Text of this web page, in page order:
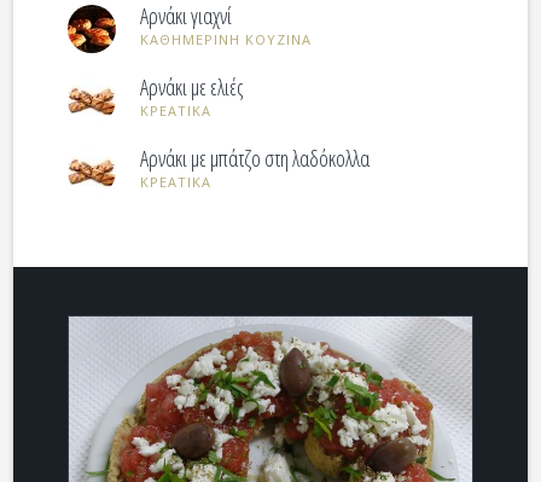
Αρνάκι γιαχνί
ΚΑΘΗΜΕΡΙΝΗ ΚΟΥΖΙΝΑ
Αρνάκι με ελιές
ΚΡΕΑΤΙΚΑ
Αρνάκι με μπάτζο στη λαδόκολλα
ΚΡΕΑΤΙΚΑ